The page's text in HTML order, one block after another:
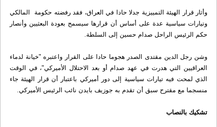
وأثار قرار الهيئة التمييزية جدلا حادا في العراق، فقد رفضته حكومة المالكي
وتيارات سياسية عدة على أساس أن قرارها سيسمح بعودة البعثيين وأنصار
حكم الرئيس الراحل صدام حسين إلى السلطة.
وشن رجل الدين مقتدى الصدر هجوما حادا على القرار واعتبره "خيانة لدماء
العراقيين التي هدرت في عهد صدام أو بعد الاحتلال الأميركي"، في الوقت
الذي لمحت فيه تيارات سياسية إلى دور أميركي باعتبار أن قرار الهيئة جاء
منسجما مع مقترح سبق أن تقدم به جوزيف بايدن نائب الرئيس الأميركي.
تشكيك بالنصاب